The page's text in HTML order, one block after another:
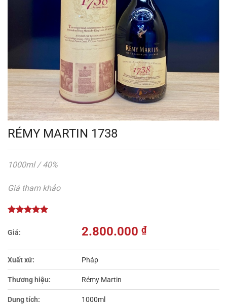
RÉMY MARTIN 1738
1000ml / 40%
Giá tham khảo
2.800.000₫
Xuất xứ: Pháp
Thương hiệu: Rémy Martin
Dung tích: 1000ml